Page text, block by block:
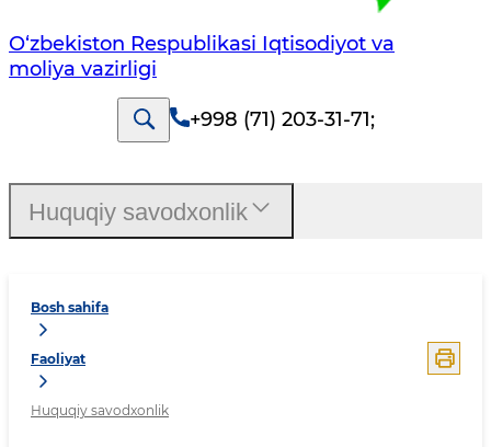
O‘zbekiston Respublikasi Iqtisodiyot va
moliya vazirligi
+998 (71) 203-31-71;
Bosh sahifa
Faoliyat
Huquqiy savodxonlik
Huquqiy savodxonlik